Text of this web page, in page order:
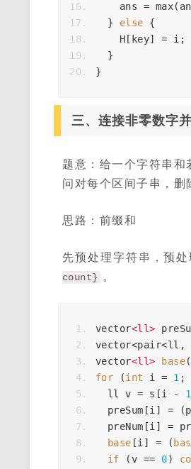
ans
= max(
}
else
{
H [ key] = i ;
}
}
三、连接非零数字
题意：给一个字符串和
问对每个区间子串，
思路：前缀和
先预处理字符串，预
count} 。
vector<ll>
vector<pair<ll ,
vector<ll> base(
for
(int i = 1 ;
ll
v = s [i - 1
preSum [i ] = (
preNum [i ] =
base [i ] = (
if
(v == 0)